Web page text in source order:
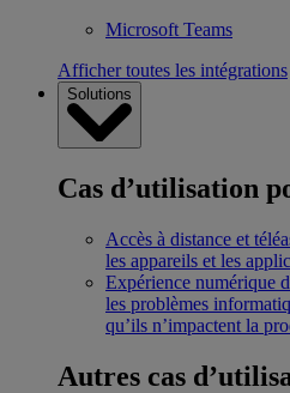
Microsoft Teams
Afficher toutes les intégrations
Solutions
Cas d’utilisation
Accès à distance et
les appareils et les
Expérience numérique
les problèmes
qu’ils n’impactent la
Autres cas